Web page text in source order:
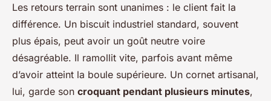
Les retours terrain sont unanimes : le client fait la
différence. Un biscuit industriel standard, souvent
plus épais, peut avoir un goût neutre voire
désagréable. Il ramollit vite, parfois avant même
d’avoir atteint la boule supérieure. Un cornet artisanal,
lui, garde son croquant pendant plusieurs minutes,